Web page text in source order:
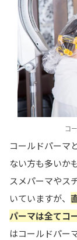
コ
コールドパーマ
ない方も多いか
スメパーマやス
いていますが、
パーマは全てコ
はコールドパー